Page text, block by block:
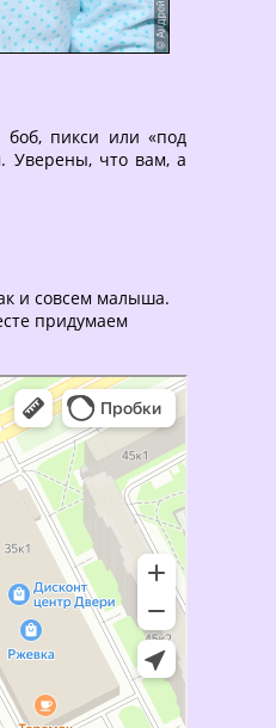
пикси или «под
Уверены, что вам, а
и совсем малыша.
придумаем